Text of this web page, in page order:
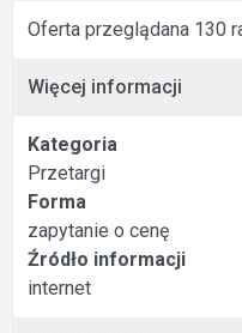
Oferta przeglądana 130
Więcej informacji
Kategoria
Przetargi
Forma
zapytanie o cenę
Źródło informacji
internet